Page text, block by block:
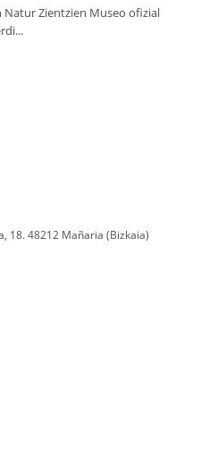
Natur Zientzien Museo ofizial
18. 48212 Mañaria (Bizkaia)